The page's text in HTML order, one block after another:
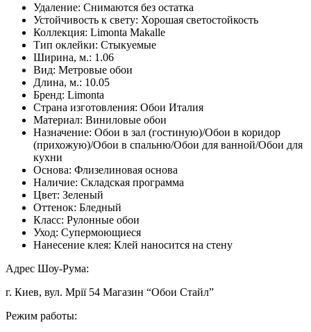
Удаление: Снимаются без остатка
Устойчивость к свету: Хорошая светостойкость
Коллекция: Limonta Makalle
Тип оклейки: Стыкуемые
Ширина, м.: 1.06
Вид: Метровые обои
Длина, м.: 10.05
Бренд: Limonta
Страна изготовления: Обои Италия
Материал: Виниловые обои
Назначение: Обои в зал (гостиную)/Обои в коридор
(прихожую)/Обои в спальню/Обои для ванной/Обои для
кухни
Основа: Флизелиновая основа
Наличие: Складская программа
Цвет: Зеленый
Оттенок: Бледный
Класс: Рулонные обои
Уход: Супермоющиеся
Нанесение клея: Клей наносится на стену
Адрес Шоу-Рума:
г. Киев, вул. Мрії 54 Магазин “Обои Стайл”
Режим работы: